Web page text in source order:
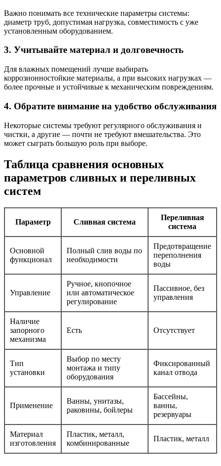
Важно понимать все технические параметры системы:
диаметр труб, допустимая нагрузка, совместимость с уже
установленным оборудованием.
3. Учитывайте материал и долговечность
Для влажных помещений лучше выбирать
коррозионностойкие материалы, а при высоких нагрузках —
более прочные и устойчивые к механическим повреждениям.
4. Обратите внимание на удобство обслуживания
Некоторые системы требуют регулярного обслуживания и
чистки, а другие — почти не требуют вмешательства. Это
может сыграть большую роль при выборе.
Таблица сравнения основных
параметров сливных и переливных
систем
Параметр Сливная система
Переливная
система
Основной
функционал
Полный слив воды по
необходимости
Предотвращение
переполнения
воды
Управление
Ручное, кнопочное
или автоматическое
регулирование
Пассивное, без
управления
Наличие
запорного
механизма
Есть Отсутствует
Тип
установки
Выбор по месту
монтажа и типу
оборудования
Фиксированный
канал отвода
Применение
Ванны, унитазы,
раковины, бойлеры
Бассейны,
ванны,
резервуары
Материал
изготовления
Пластик, металл,
комбинированные
Пластик, металл